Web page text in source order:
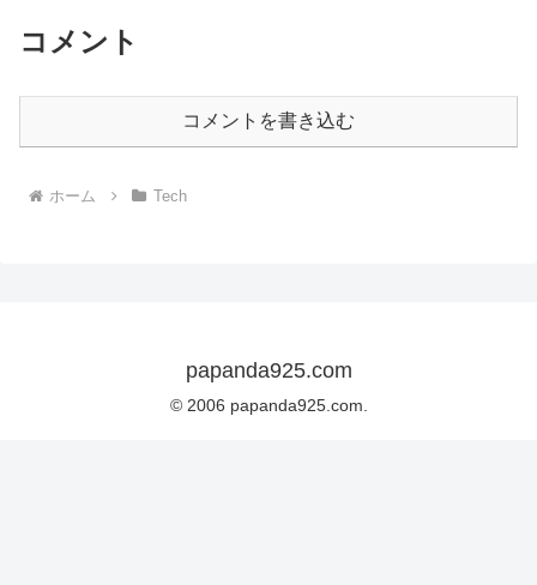
コメント
コメントを書き込む
ホーム Tech
papanda925.com
© 2006 papanda925.com.